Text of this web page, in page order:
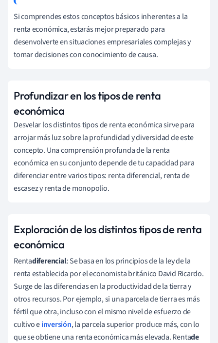
Si comprendes estos conceptos básicos inherentes a la
renta económica, estarás mejor preparado para
desenvolverte en situaciones empresariales complejas y
tomar decisiones con conocimiento de causa.
Profundizar en los tipos de renta
económica
Desvelar los distintos tipos de renta económica sirve para
arrojar más luz sobre la profundidad y diversidad de este
concepto. Una comprensión profunda de la renta
económica en su conjunto depende de tu capacidad para
diferenciar entre varios tipos: renta diferencial, renta de
escasez y renta de monopolio.
Exploración de los distintos tipos de renta
económica
Rentadiferencial: Se basa en los principios de la ley de la
renta establecida por el economista británico David Ricardo.
Surge de las diferencias en la productividad de la tierra y
otros recursos. Por ejemplo, si una parcela de tierra es más
fértil que otra, incluso con el mismo nivel de esfuerzo de
cultivo einversión, la parcela superior produce más, con lo
que se obtiene una renta económica más elevada. Rentade